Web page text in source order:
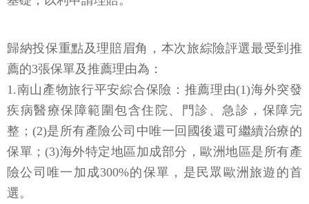
歸納投保重點及理賠眉角，本次旅綜險評選最受到推
薦的3張保單及推薦理由為：
1.南山產物旅行平安綜合保險：推薦理由(1)海外突發
疾病醫療保障範圍包含住院、門診、急診，保障完
整；(2)是所有產險公司中唯一回國後還可繼續治療的
保單；(3)海外特定地區加成部分，歐洲地區是所有產
險公司唯一加成300%的保單，是民眾歐洲旅遊的首
選。